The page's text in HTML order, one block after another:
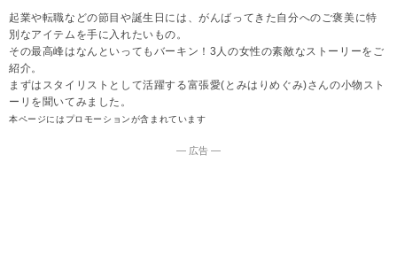
起業や転職などの節目や誕生日には、がんばってきた自分へのご褒美に特
別なアイテムを手に入れたいもの。
その最高峰はなんといってもバーキン！3人の女性の素敵なストーリーをご
紹介。
まずはスタイリストとして活躍する富張愛(とみはりめぐみ)さんの小物スト
ーリを聞いてみました。
本ページにはプロモーションが含まれています
― 広告 ―